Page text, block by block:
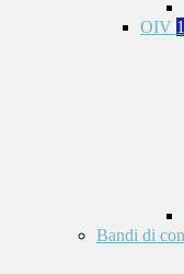
OIV
Bandi di